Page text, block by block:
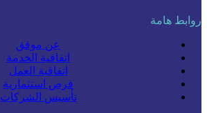
روابط هامة
عن موفق
اتفاقية الخدمة
اتفاقية العمل
فرص استثمارية
تأسيس الشركات